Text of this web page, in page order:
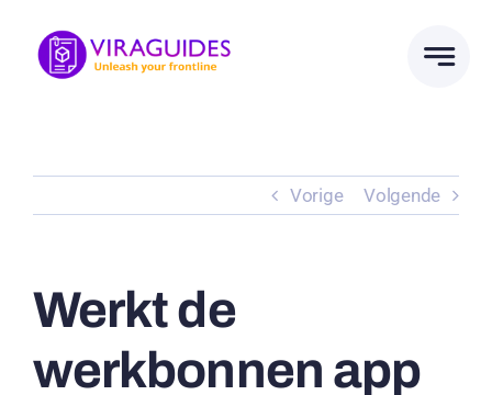
inhoud
Vorige Volgende
Werkt de
werkbonnen app